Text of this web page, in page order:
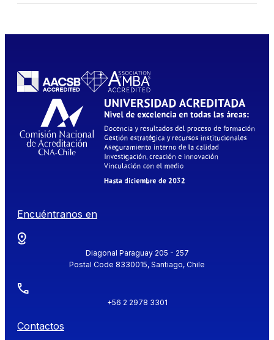
Encuéntranos en
Diagonal Paraguay 205 - 257
Postal Code 8330015, Santiago, Chile
+56 2 2978 3301
Contactos